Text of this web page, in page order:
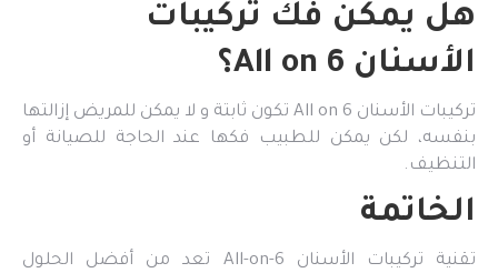
هل يمكن فك تركيبات
الأسنان All on 6؟
تركيبات الأسنان All on 6 تكون ثابتة و لا يمكن للمريض إزالتها
بنفسه، لكن يمكن للطبيب فكها عند الحاجة للصيانة أو
التنظيف.
الخاتمة
تقنية تركيبات الأسنان All-on-6 تعد من أفضل الحلول